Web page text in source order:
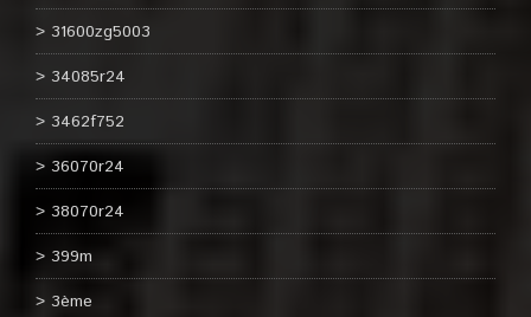
31600zg5003
34085r24
3462f752
36070r24
38070r24
399m
3ème